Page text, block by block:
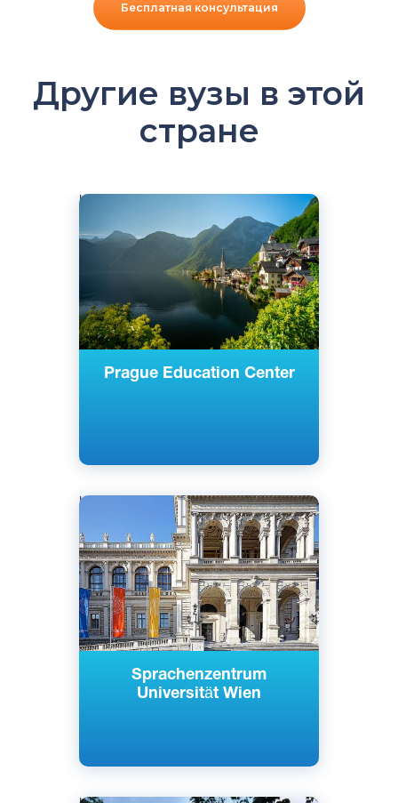
Бесплатная консультация
Другие вузы в этой
стране
Prague Education Center
Немецкий
Частный
Sprachenzentrum
Universität Wien
Немецкий
Государственный